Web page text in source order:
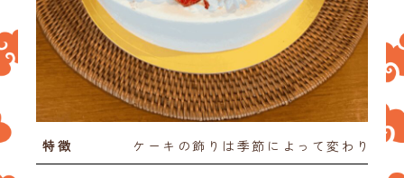
特徴 ケーキの飾りは季節によって変わりま